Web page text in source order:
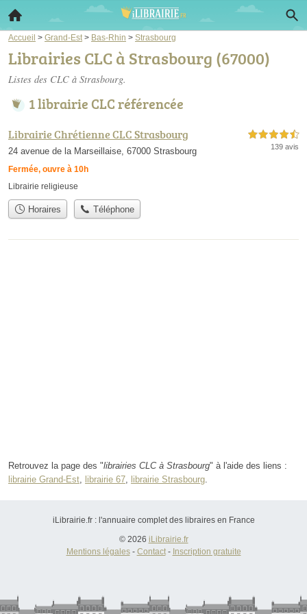
Accueil > Grand-Est > Bas-Rhin > Strasbourg
Librairies CLC à Strasbourg (67000)
Listes des CLC à Strasbourg.
1 librairie CLC référencée
Librairie Chrétienne CLC Strasbourg
24 avenue de la Marseillaise, 67000 Strasbourg
Fermée, ouvre à 10h
4,5 étoiles sur 5
139 avis
Librairie religieuse
Horaires Téléphone
Retrouvez la page des "librairies CLC à Strasbourg" à l'aide des liens :
librairie Grand-Est, librairie 67, librairie Strasbourg.
iLibrairie.fr : l'annuaire complet des libraires en France
© 2026 iLibrairie.fr
Mentions légales- Contact- Inscription gratuite